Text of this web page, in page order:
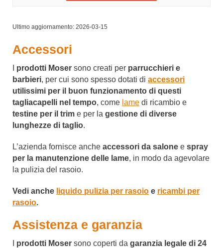
Ultimo aggiornamento: 2026-03-15
Accessori
prodotti Moser sono creati per parrucchieri e
barbieri, per cui sono spesso dotati di accessori
utilissimi per il buon funzionamento di questi
tagliacapelli nel tempo, come lame di ricambio e
testine per il trim e per la gestione di diverse
lunghezze di taglio.
L’azienda fornisce anche accessori da salone e spray
per la manutenzione delle lame, in modo da agevolare
la pulizia del rasoio.
Vedi anche liquido pulizia per rasoio e ricambi per
rasoio.
Assistenza e garanzia
prodotti Moser sono coperti da garanzia legale di 24